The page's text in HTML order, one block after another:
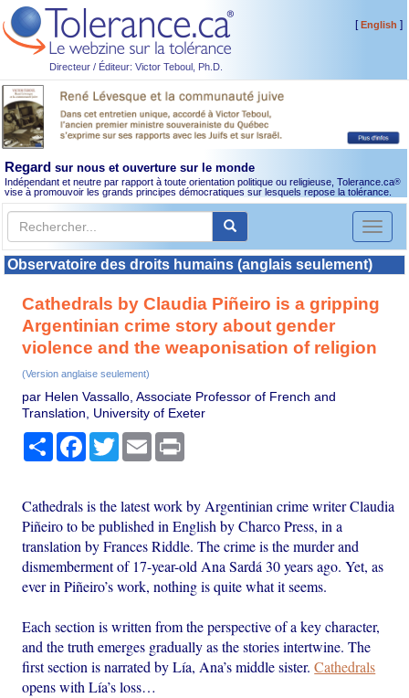
Directeur / Éditeur: Victor Teboul, Ph.D.
[English ]
Regard sur nous et ouverture sur le monde
Indépendant et neutre par rapport à toute orientation politique ou religieuse, Tolerance.ca®
vise à promouvoir les grands principes démocratiques sur lesquels repose la tolérance.
Toggle
Observatoire des droits humains (anglais seulement)
Cathedrals by Claudia Piñeiro is a gripping
Argentinian crime story about gender
violence and the weaponisation of religion
(Version anglaise seulement)
par Helen Vassallo, Associate Professor of French and
Translation, University of Exeter
PartagerFacebook
TwitterEmail
Cathedrals is the latest work by Argentinian crime writer Claudia
Piñeiro to be published in English by Charco Press, in a
translation by Frances Riddle. The crime is the murder and
dismemberment of 17-year-old Ana Sardá 30 years ago. Yet, as
ever in Piñeiro’s work, nothing is quite what it seems.
Each section is written from the perspective of a key character,
and the truth emerges gradually as the stories intertwine. The
first section is narrated by Lía, Ana’s middle sister.Cathedrals
opens with Lía’s loss…